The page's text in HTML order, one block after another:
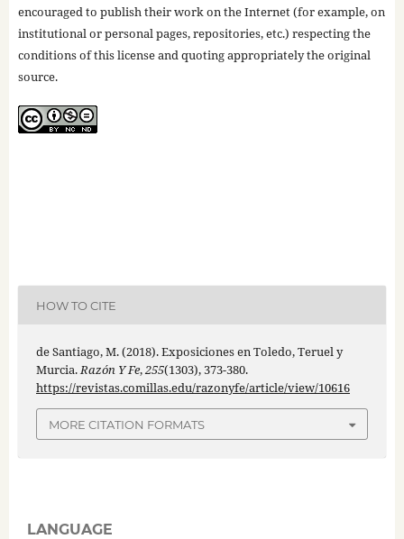
encouraged to publish their work on the Internet (for example, on
institutional or personal pages, repositories, etc.) respecting the
conditions of this license and quoting appropriately the original
source.
HOW TO CITE
de Santiago, M. (2018). Exposiciones en Toledo, Teruel y
Murcia.Razón Y Fe,255(1303), 373-380.
https://revistas.comillas.edu/razonyfe/article/view/10616
MORE CITATION FORMATS
LANGUAGE